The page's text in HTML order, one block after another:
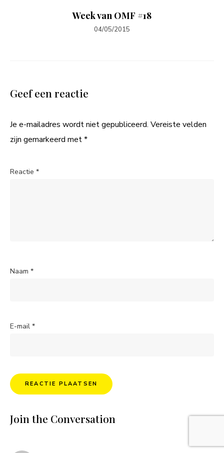
Week van OMF #18
04/05/2015
Geef een reactie
Je e-mailadres wordt niet gepubliceerd. Vereiste velden
zijn gemarkeerd met*
Reactie *
Naam *
E-mail *
Join the Conversation